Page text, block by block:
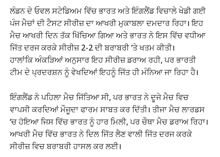
ਲੰਡਨ ਦੇ ਓਵਲ ਸਟੇਡਿਅਮ ਵਿੱਚ ਭਾਰਤ ਅਤੇ ਇੰਗਲੈਂਡ ਵਿਚਾਲੇ ਖੇਡੀ ਗਈ
ਪੰਜ ਮੈਚਾਂ ਦੀ ਟੈਸਟ ਸੀਰੀਜ਼ ਦਾ ਆਖਰੀ ਮੁਕਾਬਲਾ ਦਮਦਾਰ ਰਿਹਾ। ਇਹ
ਮੈਚ ਆਖਰੀ ਦਿਨ ਤੱਕ ਖਿੱਚਿਆ ਗਿਆ ਅਤੇ ਭਾਰਤ ਨੇ ਇਸ ਵਿੱਚ ਵਧੀਆ
ਜਿੱਤ ਦਰਜ ਕਰਕੇ ਸੀਰੀਜ਼ 2-2 ਦੀ ਬਰਾਬਰੀ ‘ਤੇ ਖਤਮ ਕੀਤੀ।
ਹਾਲਾਂਕਿ ਅੰਕੜਿਆਂ ਅਨੁਸਾਰ ਇਹ ਸੀਰੀਜ਼ ਡਰਾਅ ਰਹੀ, ਪਰ ਭਾਰਤੀ
ਟੀਮ ਦੇ ਪ੍ਰਦਰਸ਼ਨ ਨੂੰ ਵੇਖਦਿਆਂ ਇਹਨੂੰ ਜਿੱਤ ਹੀ ਮੰਨਿਆ ਜਾ ਰਿਹਾ ਹੈ।
ਇੰਗਲੈਂਡ ਨੇ ਪਹਿਲਾ ਮੈਚ ਜਿੱਤਿਆ ਸੀ, ਪਰ ਭਾਰਤ ਨੇ ਦੂਜੇ ਮੈਚ ਵਿਚ
ਵਾਪਸੀ ਕਰਦਿਆਂ ਮੌਜੂਦਾ ਫਾਰਮ ਸਾਬਤ ਕਰ ਦਿੱਤੀ। ਤੀਜਾ ਮੈਚ ਲਾਰਡਸ
‘ਚ ਹੋਇਆ ਜਿਸ ਵਿੱਚ ਭਾਰਤ ਨੂੰ ਹਾਰ ਮਿਲੀ, ਪਰ ਚੌਥਾ ਮੈਚ ਡਰਾਅ ਰਿਹਾ।
ਆਖਰੀ ਮੈਚ ਵਿੱਚ ਭਾਰਤ ਨੇ ਦਿਲ ਜਿੱਤ ਲੈਣ ਵਾਲੀ ਜਿੱਤ ਦਰਜ ਕਰਕੇ
ਸੀਰੀਜ਼ ਵਿਚ ਬਰਾਬਰੀ ਹਾਸਲ ਕਰ ਲਈ।